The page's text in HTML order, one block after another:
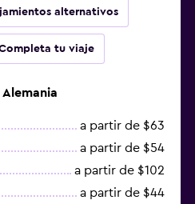
alternativos
tu viaje
a partir de $63
a partir de $54
a partir de $102
a partir de $44